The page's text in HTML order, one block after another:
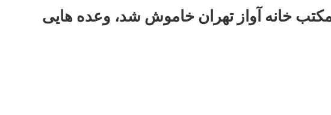
خانه آواز تهران خاموش شد، وعده هایی